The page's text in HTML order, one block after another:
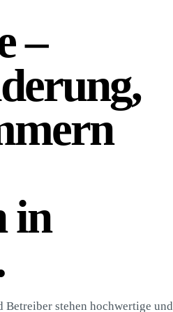
–
in
stehen hochwertige und